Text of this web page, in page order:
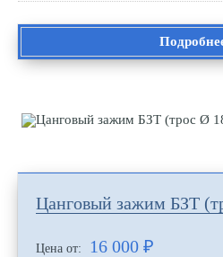
Цанговый зажим БЗТ
Цена от: 16 000 ₽